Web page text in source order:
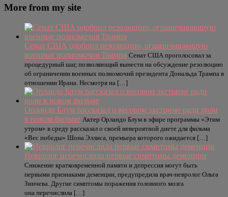
More from my site
Сенат США одобрил резолюцию, ограничивающую
военные полномочия Трампа Сенат США проголосовал за
процедурный шаг, позволяющий вынести на обсуждение резолюцию
об ограничении военных полномочий президента Дональда Трампа в
отношении Ирана. Несмотря на […]
Орландо Блум рассказал о весовом экстриме ради роли
в новом фильме Актер Орландо Блум в эфире программы «Этим
утром» в среду рассказал о своей невероятной диете для фильма
«Вес победы» Шона Эллиса, премьера которого ожидается […]
Невролог перечислила первые симптомы деменции
Снижение кратковременной памяти и депрессия могут быть
первыми признаками деменции, предупредила врач-невролог Ольга
Зинчева. Другие симптомы поражения головного мозга
она перечислила […]